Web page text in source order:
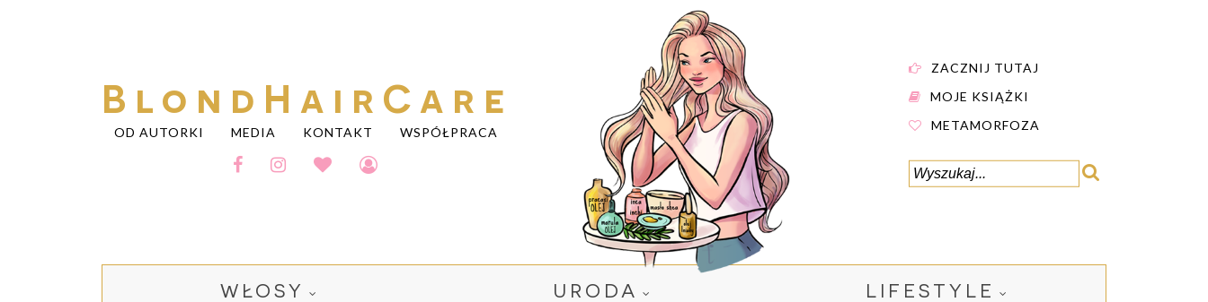
BlondHairCare
OD AUTORKI MEDIA KONTAKT WSPÓŁPRACA
ZACZNIJ TUTAJ
MOJE KSIĄŻKI
METAMORFOZA
WŁOSY URODA LIFESTYLE